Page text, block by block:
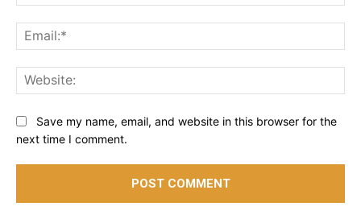
Save my name, email, and website in this browser for the
next time I comment.